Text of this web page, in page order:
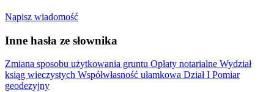
Napisz wiadomość
Inne hasła ze słownika
Zmiana sposobu użytkowania gruntu Opłaty notarialne Wydział
ksiąg wieczystych Współwłasność ułamkowa Dział I Pomiar
geodezyjny